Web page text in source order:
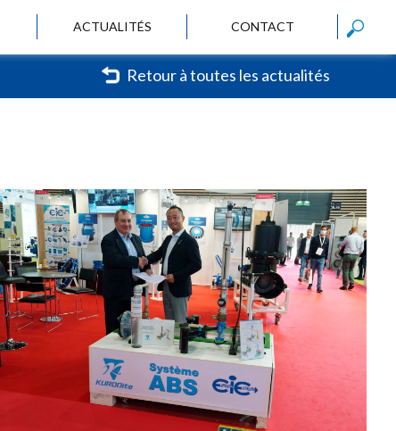
ACTUALITÉS CONTACT
Retour à toutes les actualités